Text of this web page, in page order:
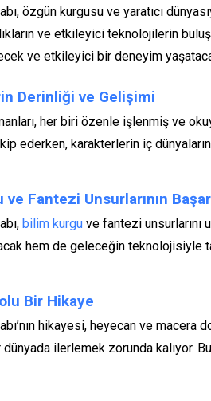
özgün kurgusu ve yaratıcı
ve etkileyici teknolojilerin
ve etkileyici bir deneyim
Derinliği ve Gelişimi
her biri özenle işlenmiş ve
ederken, karakterlerin iç
Fantezi Unsurlarının
bilim kurgu ve fantezi
hem de geleceğin teknolojisiyle
Bir Hikaye
hikayesi, heyecan ve macera
ilerlemek zorunda kalıyor.